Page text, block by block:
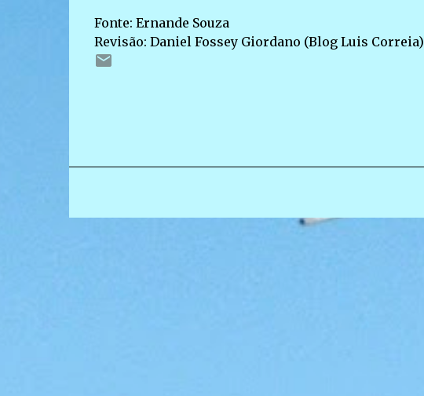
Fonte: Ernande Souza
Revisão: Daniel Fossey Giordano (Blog Luis Correia)